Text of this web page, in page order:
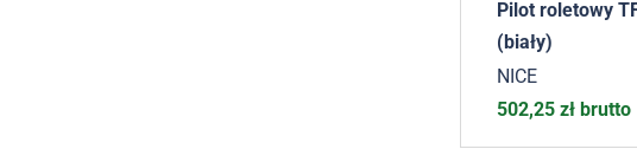
Pilot roletowy
(biały)
NICE
502,25 zł brutto